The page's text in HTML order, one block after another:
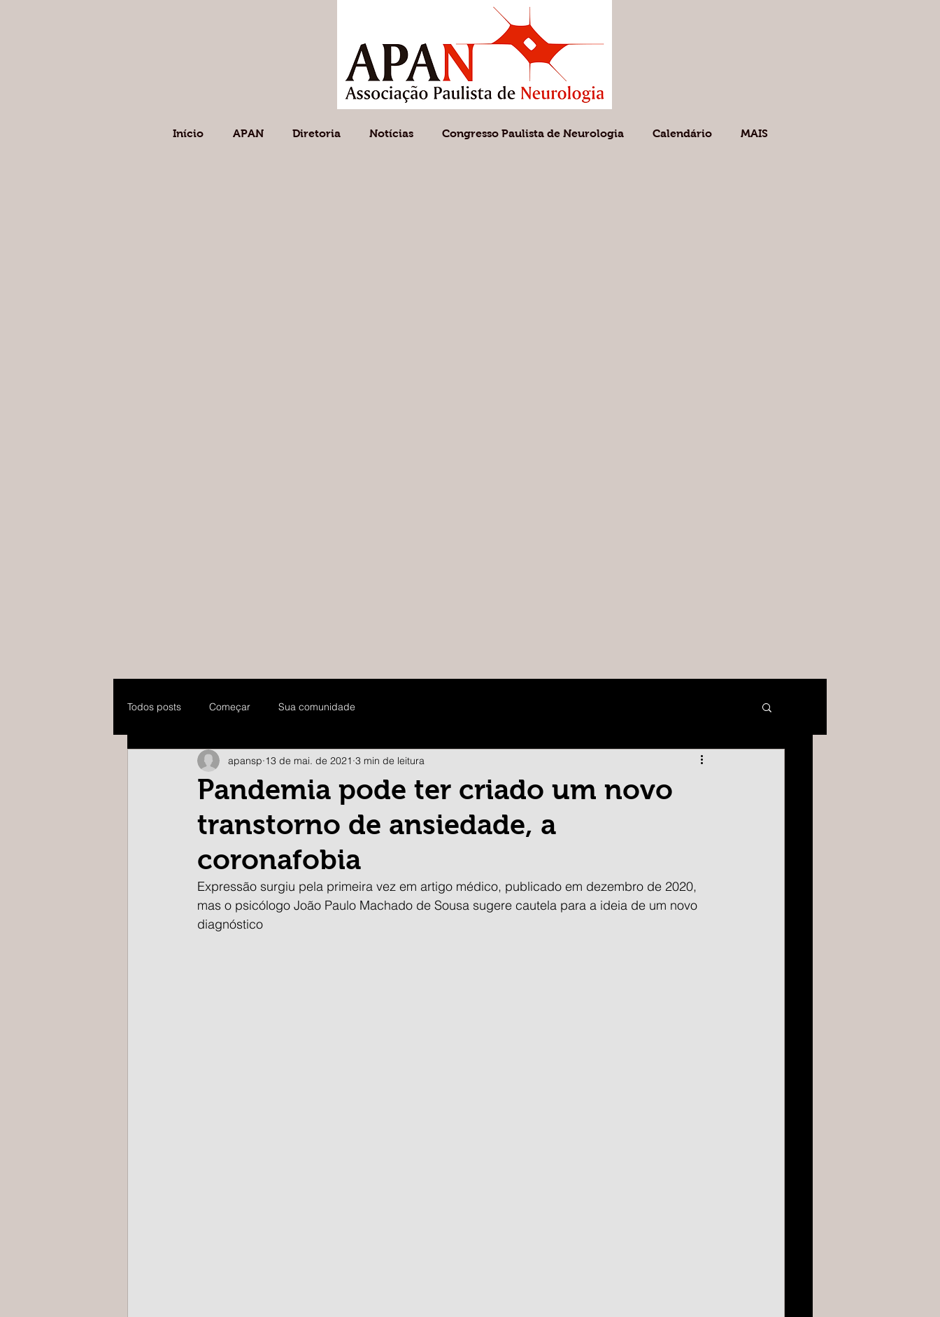
Início APAN Diretoria Notícias Congresso Paulista de Neurologia Calendário MAIS
Todos posts Começar Sua comunidade
Pandemia pode ter criado um novo
transtorno de ansiedade, a
coronafobia
apansp 13 de mai. de 2021 3 min de leitura
Expressão surgiu pela primeira vez em artigo médico, publicado em dezembro de 2020,
mas o psicólogo João Paulo Machado de Sousa sugere cautela para a ideia de um novo
diagnóstico